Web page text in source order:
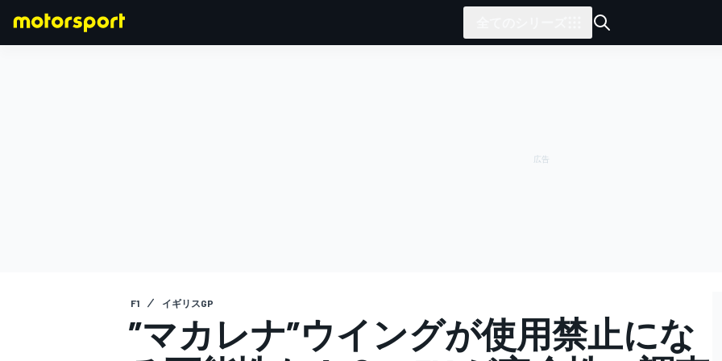
F1 イギリスGP
”マカレナ”ウイングが使用禁止にな